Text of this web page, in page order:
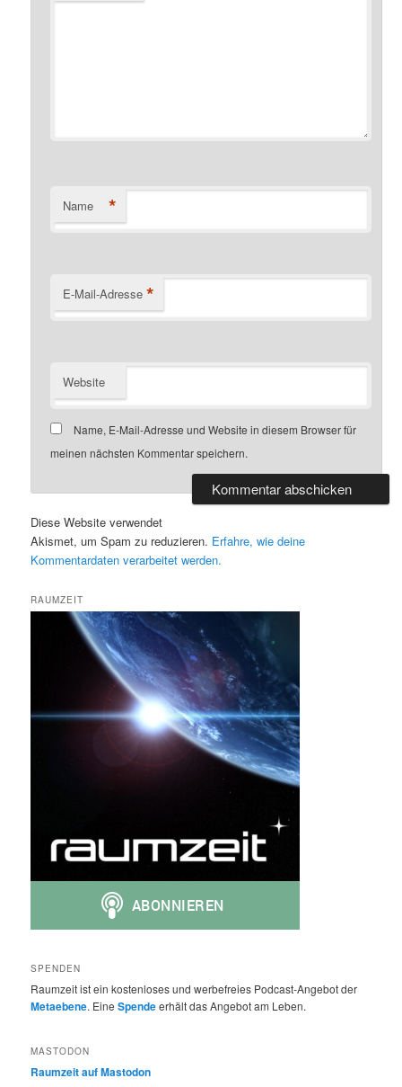
Name *
E-Mail-Adresse *
Website
Name, E-Mail-Adresse und Website in diesem Browser für
meinen nächsten Kommentar speichern.
Diese Website verwendet
Akismet, um Spam zu reduzieren. Erfahre, wie deine
Kommentardaten verarbeitet werden.
RAUMZEIT
SPENDEN
Raumzeit ist ein kostenloses und werbefreies Podcast-Angebot der
Metaebene. EineSpendeerhält das Angebot am Leben.
MASTODON
Raumzeit auf Mastodon